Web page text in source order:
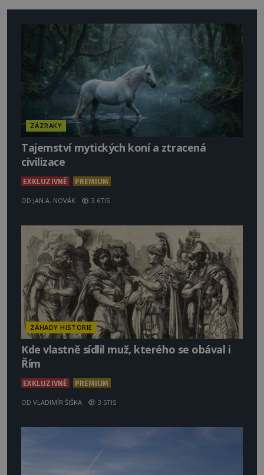
svět za šest dní, sedmého dne pak stvořil Rio de
Janeiro. Tak v
ZÁZRAKY
Tajemství mytických koní a ztracená
civilizace
EXKLUZIVNĚ PREMIUM
OD JAN A. NOVÁK 3.6TIS
ZÁHADY HISTORIE
Kde vlastně sídlil muž, kterého se obával i
Řím
EXKLUZIVNĚ PREMIUM
OD VLADIMÍR ŠIŠKA 3.5TIS